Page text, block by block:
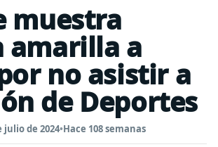
muestra
a
no asistir a
de Deportes
julio de 2024•Hace 108 semanas